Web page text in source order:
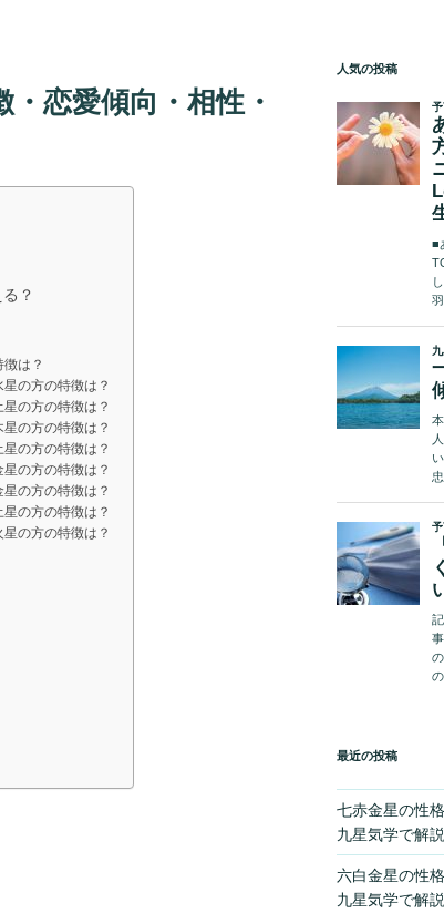
恋愛傾向・相性・
？
は？
の方の特徴は？
の方の特徴は？
の方の特徴は？
の方の特徴は？
の方の特徴は？
の方の特徴は？
の方の特徴は？
の方の特徴は？
人気の投稿
最近の投稿
七赤金星の性
九星気学で解説
六白金星の性
九星気学で解説